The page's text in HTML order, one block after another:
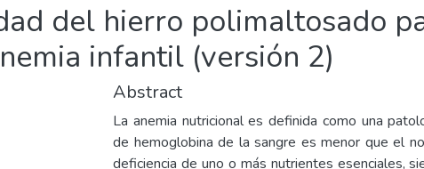
del hierro polimaltosado
infantil (versión 2)
Abstract
La anemia nutricional es definida como una
de hemoglobina de la sangre es menor que el
deficiencia de uno o más nutrientes esenciales,